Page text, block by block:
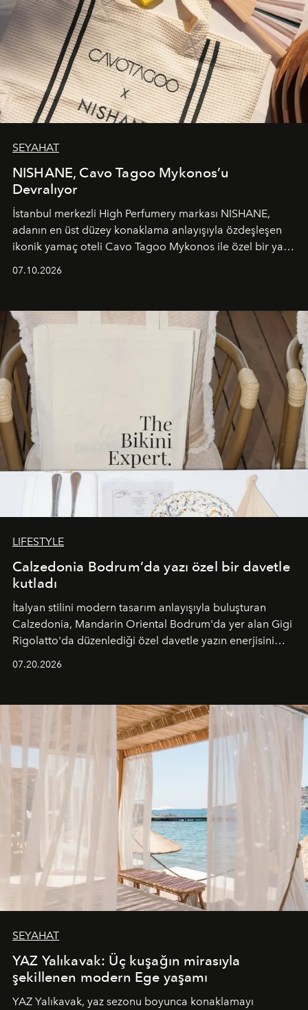
SEYAHAT
NISHANE, Cavo Tagoo Mykonos’u
Devralıyor
İstanbul merkezli High Perfumery markası NISHANE,
adanın en üst düzey konaklama anlayışıyla özdeşleşen
ikonik yamaç oteli Cavo Tagoo Mykonos ile özel bir yaz
buluşturarak markanın Cavo Tagoo’daki varlığını
sürükleyici ve mevsime özel bir deneyime dönüştürüyor.
07.10.2026
LIFESTYLE
Calzedonia Bodrum’da yazı özel bir davetle
kutladı
İtalyan stilini modern tasarım anlayışıyla buluşturan
Calzedonia, Mandarin Oriental Bodrum'da yer alan Gigi
Rigolatto'da düzenlediği özel davetle yazın enerjisini
07.20.2026
SEYAHAT
YAZ Yalıkavak: Üç kuşağın mirasıyla
şekillenen modern Ege yaşamı
YAZ Yalıkavak, yaz sezonu boyunca konaklamayı